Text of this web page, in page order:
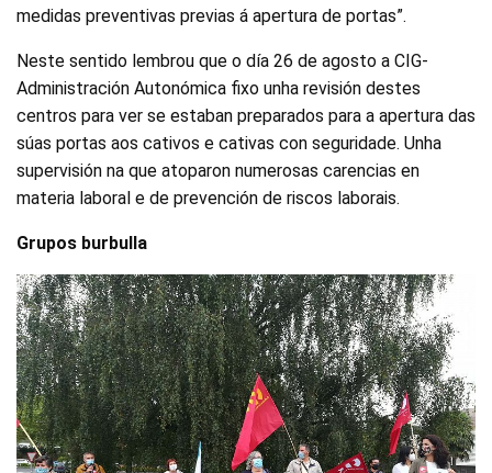
medidas preventivas previas á apertura de portas”.
Neste sentido lembrou que o día 26 de agosto a CIG-
Administración Autonómica fixo unha revisión destes
centros para ver se estaban preparados para a apertura das
súas portas aos cativos e cativas con seguridade. Unha
supervisión na que atoparon numerosas carencias en
materia laboral e de prevención de riscos laborais.
Grupos burbulla